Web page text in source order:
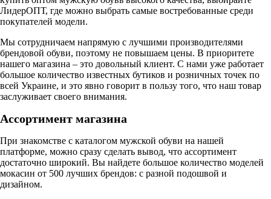
ЛидерОПТ, где можно выбрать самые востребованные среди
покупателей модели.
Мы сотрудничаем напрямую с лучшими производителями
брендовой обуви, поэтому не повышаем цены. В приоритете
нашего магазина – это довольный клиент. С нами уже работает
большое количество известных бутиков и розничных точек по
всей Украине, и это явно говорит в пользу того, что наш товар
заслуживает своего внимания.
Ассортимент магазина
При знакомстве с каталогом мужской обуви на нашей
платформе, можно сразу сделать вывод, что ассортимент
достаточно широкий. Вы найдете большое количество моделей
мокасин от 500 лучших брендов: с разной подошвой и
дизайном.